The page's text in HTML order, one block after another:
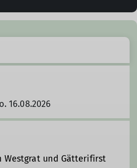
16.08.2026
Westgrat und Gätterifirst